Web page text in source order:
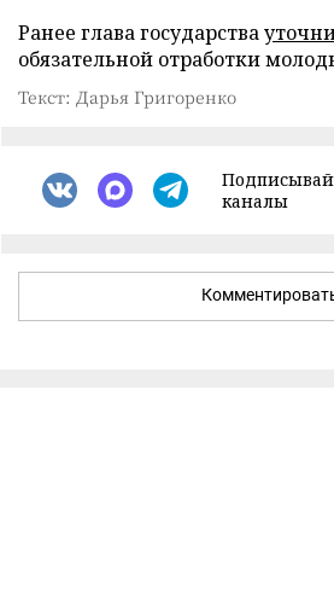
Ранее глава государства
обязательной отработки
Текст: Дарья Григоренко
каналы